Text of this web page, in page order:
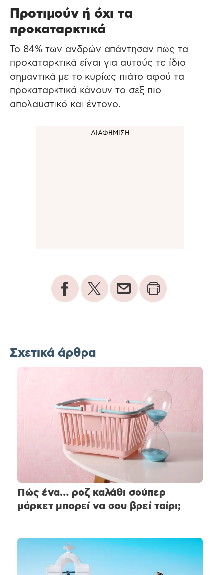
Προτιμούν ή όχι τα
προκαταρκτικά
Το 84% των ανδρών απάντησαν πως τα
προκαταρκτικά είναι για αυτούς το ίδιο
σημαντικά με το κυρίως πιάτο αφού τα
προκαταρκτικά κάνουν το σεξ πιο
απολαυστικό και έντονο.
Σχετικά άρθρα
Πώς ένα… ροζ καλάθι σούπερ
μάρκετ μπορεί να σου βρεί ταίρι;